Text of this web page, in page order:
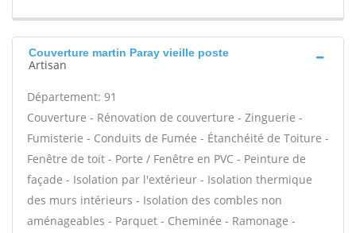
Couverture martin Paray vieille poste
Artisan
Département: 91
Couverture - Rénovation de couverture - Zinguerie -
Fumisterie - Conduits de Fumée - Étanchéité de Toiture -
Fenêtre de toit - Porte / Fenêtre en PVC - Peinture de
façade - Isolation par l'extérieur - Isolation thermique
des murs intérieurs - Isolation des combles non
aménageables - Parquet - Cheminée - Ramonage -